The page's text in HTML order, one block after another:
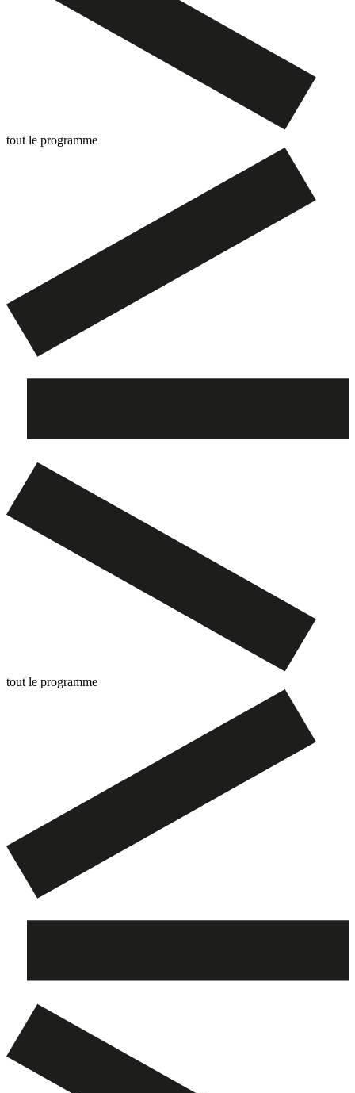
tout le programme
tout le programme